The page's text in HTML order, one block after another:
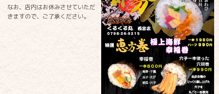
なお、店内はお休みさせていただ
きますので、ご了承ください。